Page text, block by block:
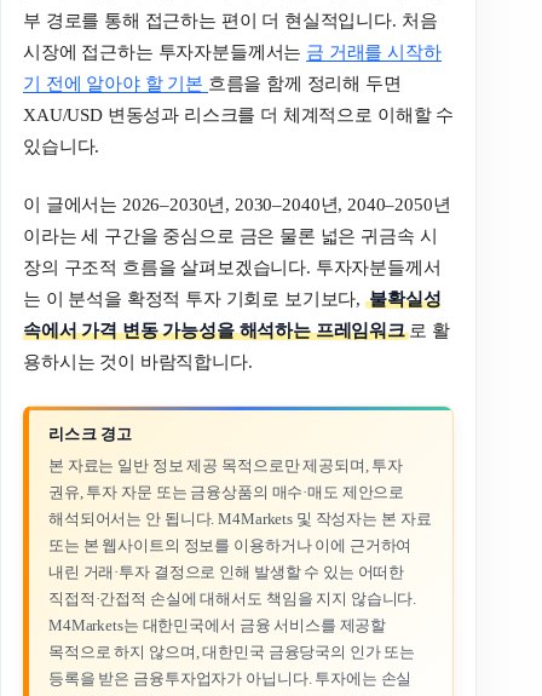
부 경로를 통해 접근하는 편이 더 현실적입니다. 처음
시장에 접근하는 투자자분들께서는 금 거래를 시작하
기 전에 알아야 할 기본 흐름을 함께 정리해 두면
XAU/USD 변동성과 리스크를 더 체계적으로 이해할 수
있습니다.
이 글에서는 2026–2030년, 2030–2040년, 2040–2050년
이라는 세 구간을 중심으로 금은 물론 넓은 귀금속 시
장의 구조적 흐름을 살펴보겠습니다. 투자자분들께서
는 이 분석을 확정적 투자 기회로 보기보다, 불확실성
속에서 가격 변동 가능성을 해석하는 프레임워크 로 활
용하시는 것이 바람직합니다.
리스크 경고
본 자료는 일반 정보 제공 목적으로만 제공되며, 투자
권유, 투자 자문 또는 금융상품의 매수·매도 제안으로
해석되어서는 안 됩니다. M4Markets 및 작성자는 본 자료
또는 본 웹사이트의 정보를 이용하거나 이에 근거하여
내린 거래·투자 결정으로 인해 발생할 수 있는 어떠한
직접적·간접적 손실에 대해서도 책임을 지지 않습니다.
M4Markets는 대한민국에서 금융 서비스를 제공할
목적으로 하지 않으며, 대한민국 금융당국의 인가 또는
등록을 받은 금융투자업자가 아닙니다. 투자에는 손실